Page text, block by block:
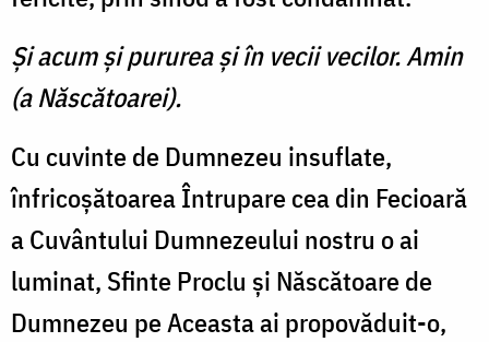
Şi acum şi pururea şi în vecii vecilor. Amin
(a Născătoarei).
Cu cuvinte de Dumnezeu insuflate,
înfricoşătoarea Întrupare cea din Fecioară
a Cuvântului Dumnezeului nostru o ai
luminat, Sfinte Proclu şi Născătoare de
Dumnezeu pe Aceasta ai propovăduit-o,